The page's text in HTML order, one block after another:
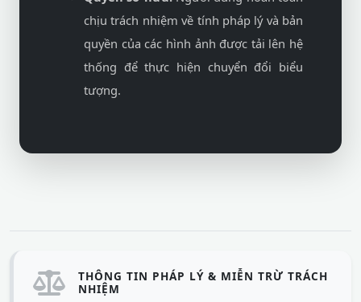
chịu trách nhiệm về tính pháp lý và bản
quyền của các hình ảnh được tải lên hệ
thống để thực hiện chuyển đổi biểu
tượng.
THÔNG TIN PHÁP LÝ & MIỄN TRỪ TRÁCH
NHIỆM